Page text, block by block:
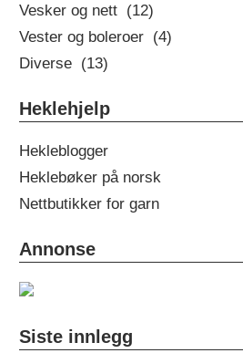
Vesker og nett (12)
Vester og boleroer (4)
Diverse (13)
Heklehjelp
Hekleblogger
Heklebøker på norsk
Nettbutikker for garn
Annonse
Siste innlegg